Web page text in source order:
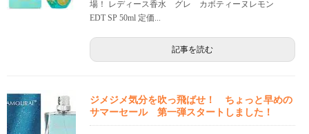
場！ レディース香水 グレ カボティーヌレモン
EDT SP 50ml 定価...
記事を読む
ジメジメ気分を吹っ飛ばせ！ ちょっと早めの
サマーセール 第一弾スタートしました！